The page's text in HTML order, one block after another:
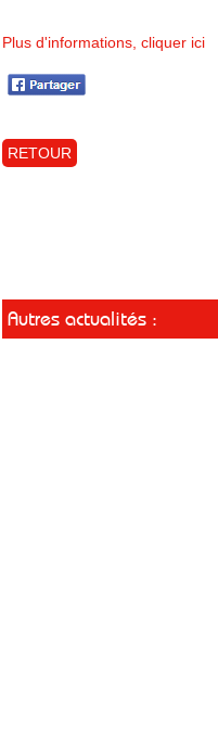
Plus d'informations, cliquer ici
RETOUR
Autres actualités :